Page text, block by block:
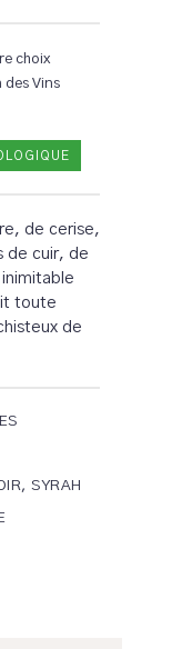
choix
des Vins
de cerise,
de cuir, de
toute
de
SYRAH